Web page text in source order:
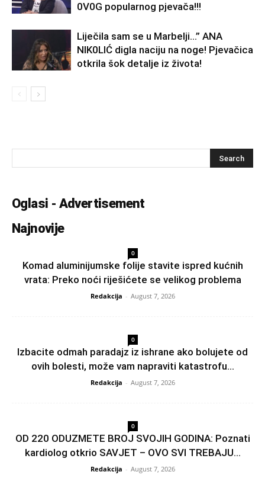
0V0G popularnog pjevača!!!
Liječila sam se u Marbelji…” ANA
NlK0LlĆ digla naciju na noge! Pjevačica
otkrila šok detalje iz života!
Oglasi - Advertisement
Najnovije
0
Komad aluminijumske folije stavite ispred kućnih
vrata: Preko noći riješićete se velikog problema
Redakcija - August 7, 2026
0
Izbacite odmah paradajz iz ishrane ako bolujete od
ovih bolesti, može vam napraviti katastrofu...
Redakcija - August 7, 2026
0
OD 220 ODUZMETE BROJ SVOJIH GODINA: Poznati
kardiolog otkrio SAVJET – OVO SVI TREBAJU...
Redakcija - August 7, 2026